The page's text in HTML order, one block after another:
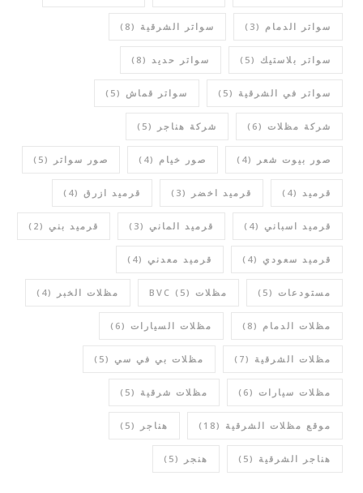
سواتر الدمام (3) سواتر الشرقية (8)
سواتر بلاستيك (5) سواتر حديد (8)
سواتر في الشرقية (5) سواتر قماش (5)
شركة مظلات (6) شركة هناجر (5)
صور بيوت شعر (4) صور خيام (4) صور سواتر (5)
قرميد (4) قرميد اخضر (3) قرميد ازرق (4)
قرميد اسباني (4) قرميد الماني (3) قرميد بني (2)
قرميد سعودي (4) قرميد معدني (4)
مستودعات (5) مظلات BVC (5) مظلات الخبر (4)
مظلات الدمام (8) مظلات السيارات (6)
مظلات الشرقية (7) مظلات بي في سي (5)
مظلات سيارات (6) مظلات شرقية (5)
موقع مظلات الشرقية (18) هناجر (5)
هناجر الشرقية (5) هنجر (5)